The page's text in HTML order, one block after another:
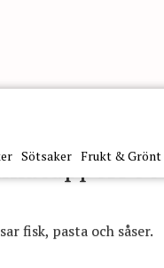
Sötsaker Frukt & Grönt
fisk, pasta och såser.